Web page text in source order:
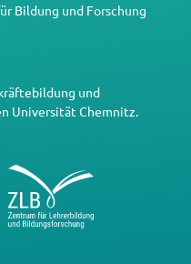
Bildung und Forschung
und
Universität Chemnitz